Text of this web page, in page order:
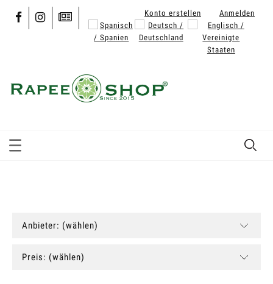
Konto erstellen Anmelden
Anbieter: (wählen)
Preis: (wählen)